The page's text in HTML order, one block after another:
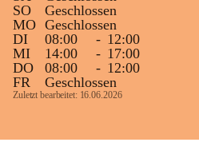
SO
Geschlossen
MO Geschlossen
DI
08:00 - 12:00
MI
14:00 - 17:00
DO
08:00 - 12:00
FR
Geschlossen
Zuletzt bearbeitet: 16.06.2026